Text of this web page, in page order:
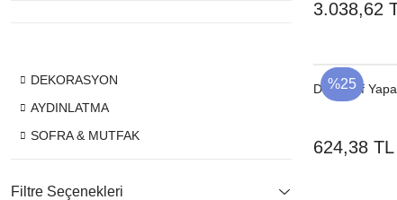
DEKORASYON
AYDINLATMA
SOFRA & MUTFAK
Filtre Seçenekleri
3.038,62
%25
Dekoratif
624,38 TL